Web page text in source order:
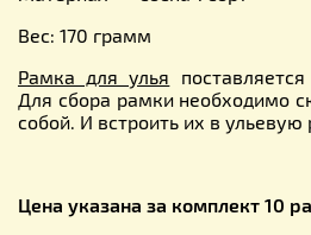
Вес: 170 грамм
Рамка для улья
Для сбора рамки необходимо
собой. И встроить их в ульевую
Цена указана за комплект 10